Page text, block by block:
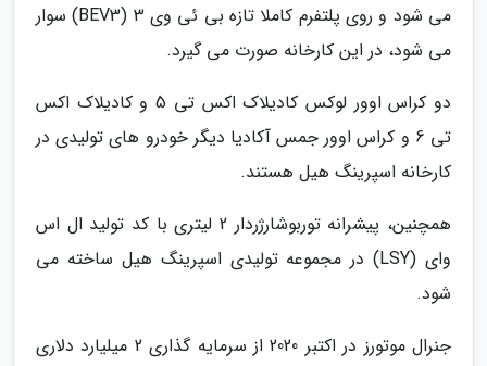
می شود و روی پلتفرم کاملا تازه بی ئی وی 3 (BEV3) سوار
می شود، در این کارخانه صورت می گیرد.
دو کراس اوور لوکس کادیلاک اکس تی 5 و کادیلاک اکس
تی 6 و کراس اوور جمس آکادیا دیگر خودرو های تولیدی در
کارخانه اسپرینگ هیل هستند.
همچنین، پیشرانه توربوشارژردار 2 لیتری با کد تولید ال اس
وای (LSY) در مجموعه تولیدی اسپرینگ هیل ساخته می
شود.
جنرال موتورز در اکتبر 2020 از سرمایه گذاری 2 میلیارد دلاری